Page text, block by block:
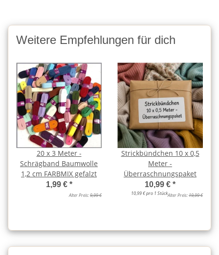
Weitere Empfehlungen für dich
20 x 3 Meter -
Schrägband Baumwolle
1,2 cm FARBMIX gefalzt
1,99 € *
Alter Preis:9,99 €
Strickbündchen 10 x 0,5
Meter -
Überraschnungspaket
10,99 € *
10,99 € pro 1 StückAlter Preis:19,99 €